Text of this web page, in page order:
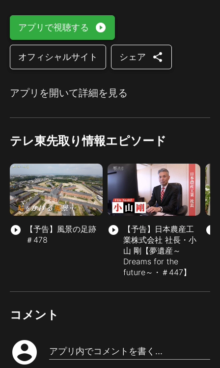
アプリで視聴する play_circle_filled
オフィシャルサイト シェア share
アプリを開いて詳細を見る
テレ東先取り情報エピソード
play_circle_filled
【予告】風景の足跡
＃478
play_circle_filled
【予告】日本農産工
業株式会社 社長・小
山 剛【夢遺産～
Dreams for the
future～・＃447】
play_circle_filled
コメント
account_circle アプリ内でコメントを書く...